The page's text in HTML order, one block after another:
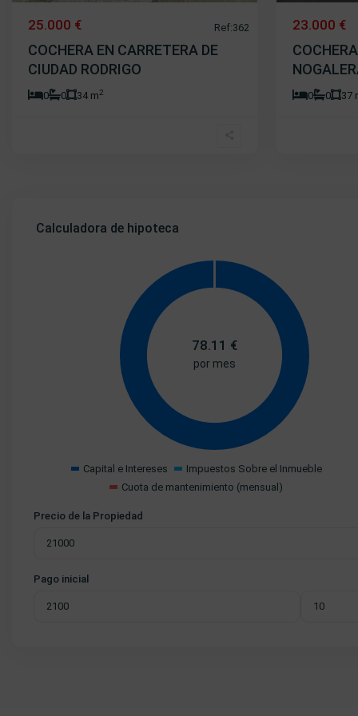
25.000 €
COCHERA EN CARRETERA DE
CIUDAD RODRIGO
0 0 34 m2
Ref:362 23.000 €
0 0 37
Calculadora de hipoteca
78.11 €
por mes
Capital e Intereses
Impuestos Sobre el Inmueble
Cuota de mantenimiento (mensual)
Precio de la Propiedad
Pago inicial